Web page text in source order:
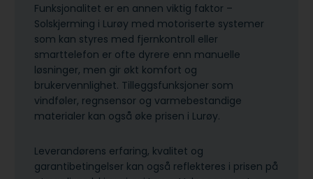
Funksjonalitet er en annen viktig faktor –
Solskjerming i Lurøy med motoriserte systemer
som kan styres med fjernkontroll eller
smarttelefon er ofte dyrere enn manuelle
løsninger, men gir økt komfort og
brukervennlighet. Tilleggsfunksjoner som
vindføler, regnsensor og varmebestandige
materialer kan også øke prisen i Lurøy.
Leverandørens erfaring, kvalitet og
garantibetingelser kan også reflekteres i prisen på